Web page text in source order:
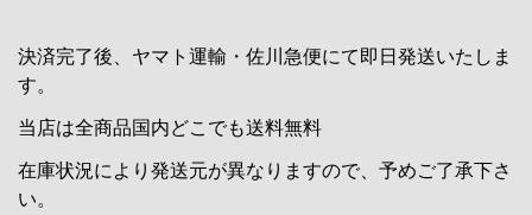
決済完了後、ヤマト運輸・佐川急便にて即日発送いたしま
す。
当店は全商品国内どこでも送料無料
在庫状況により発送元が異なりますので、予めご了承下さ
い。